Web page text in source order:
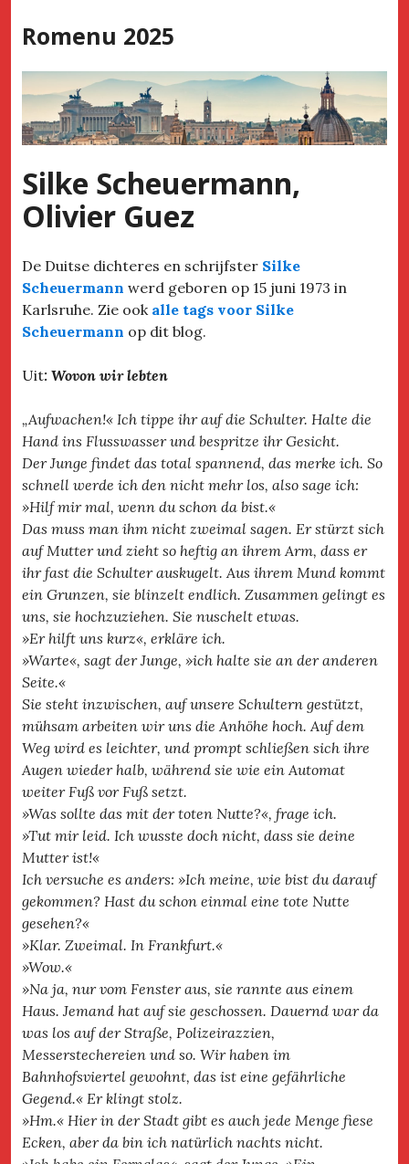
to
Romenu 2025
Silke Scheuermann,
Olivier Guez
De Duitse dichteres en schrijfster Silke
Scheuermann werd geboren op 15 juni 1973 in
Karlsruhe. Zie ook alle tags voor Silke
Scheuermann op dit blog.
Uit: Wovon wir lebten
„Aufwachen!« Ich tippe ihr auf die Schulter. Halte die
Hand ins Flusswasser und bespritze ihr Gesicht.
Der Junge findet das total spannend, das merke ich. So
schnell werde ich den nicht mehr los, also sage ich:
»Hilf mir mal, wenn du schon da bist.«
Das muss man ihm nicht zweimal sagen. Er stürzt sich
auf Mutter und zieht so heftig an ihrem Arm, dass er
ihr fast die Schulter auskugelt. Aus ihrem Mund kommt
ein Grunzen, sie blinzelt endlich. Zusammen gelingt es
uns, sie hochzuziehen. Sie nuschelt etwas.
»Er hilft uns kurz«, erkläre ich.
»Warte«, sagt der Junge, »ich halte sie an der anderen
Seite.«
Sie steht inzwischen, auf unsere Schultern gestützt,
mühsam arbeiten wir uns die Anhöhe hoch. Auf dem
Weg wird es leichter, und prompt schließen sich ihre
Augen wieder halb, während sie wie ein Automat
weiter Fuß vor Fuß setzt.
»Was sollte das mit der toten Nutte?«, frage ich.
»Tut mir leid. Ich wusste doch nicht, dass sie deine
Mutter ist!«
Ich versuche es anders: »Ich meine, wie bist du darauf
gekommen? Hast du schon einmal eine tote Nutte
gesehen?«
»Klar. Zweimal. In Frankfurt.«
»Wow.«
»Na ja, nur vom Fenster aus, sie rannte aus einem
Haus. Jemand hat auf sie geschossen. Dauernd war da
was los auf der Straße, Polizeirazzien,
Messerstechereien und so. Wir haben im
Bahnhofsviertel gewohnt, das ist eine gefährliche
Gegend.« Er klingt stolz.
»Hm.« Hier in der Stadt gibt es auch jede Menge fiese
Ecken, aber da bin ich natürlich nachts nicht.